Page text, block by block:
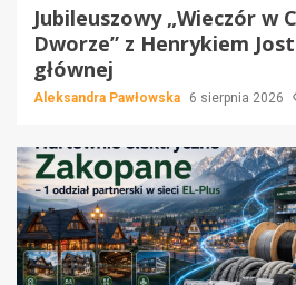
Jubileuszowy „Wieczór w
Dworze” z Henrykiem
głównej
Aleksandra Pawłowska 6 sierpnia 2026